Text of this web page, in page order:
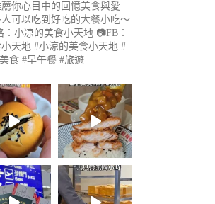
你心目中的回憶美食與愛
可以吃到好吃的大餐小吃～
：小凉的美食小天地 📷FB：
天地 #小涼的美食小天地 #
食 #早午餐 #旅遊